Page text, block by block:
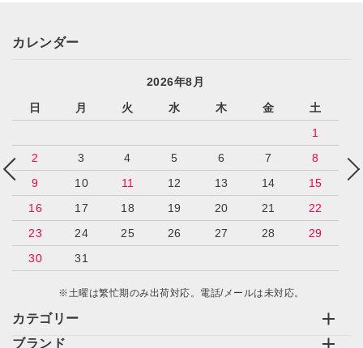
カテゴリー
ブランド
カレンダー
2026年8月
日
月 火 水 木 金
土
1
2
3 4 5 6 7
8
9
10 11 12 13 14
15
16
17 18 19 20 21
22
23
24 25 26 27 28
29
30
31
※土曜は繁忙期のみ出荷対応。電話/メールは未対応。